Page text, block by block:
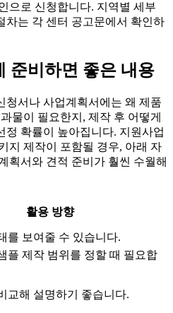
으로 신청합니다. 지역별 세부
차는 각 센터 공고문에서 확인하
준비하면 좋은 내용
청서나 사업계획서에는 왜 제품
물이 필요한지, 제작 후 어떻게
정 확률이 높아집니다. 지원사업
지 제작이 포함될 경우, 아래 자
획서와 견적 준비가 훨씬 수월해
활용 방향
를 보여줄 수 있습니다.
플 제작 범위를 정할 때 필요합
교해 설명하기 좋습니다.